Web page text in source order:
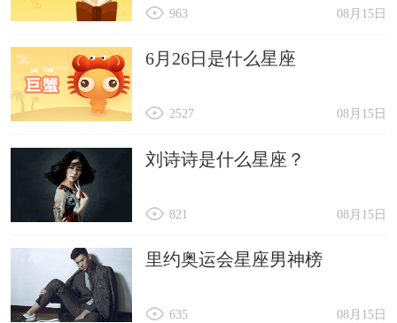
08月15日
963
6月26日是什么星座
08月15日
2527
刘诗诗是什么星座？
08月15日
821
里约奥运会星座男神榜
08月15日
635